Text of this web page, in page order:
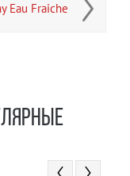
Eau Fraiche